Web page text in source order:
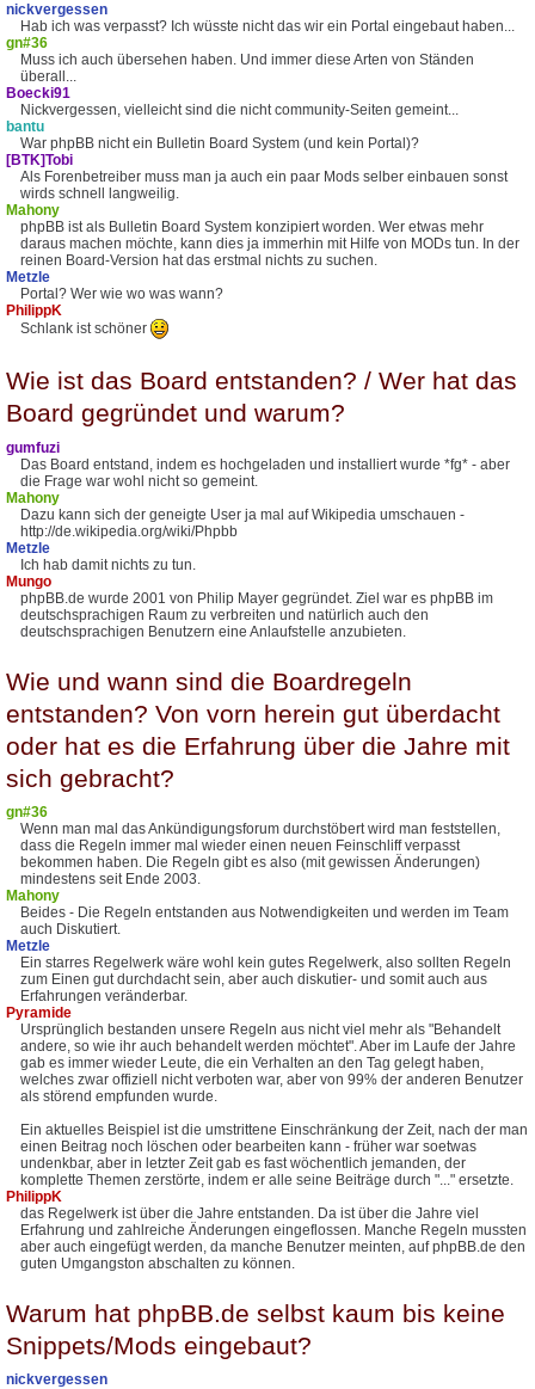
nickvergessen
Hab ich was verpasst? Ich wüsste nicht das wir ein Portal eingebaut haben...
gn#36
Muss ich auch übersehen haben. Und immer diese Arten von Ständen
überall...
Boecki91
Nickvergessen, vielleicht sind die nicht community-Seiten gemeint...
bantu
War phpBB nicht ein Bulletin Board System (und kein Portal)?
[BTK]Tobi
Als Forenbetreiber muss man ja auch ein paar Mods selber einbauen sonst
wirds schnell langweilig.
Mahony
phpBB ist als Bulletin Board System konzipiert worden. Wer etwas mehr
daraus machen möchte, kann dies ja immerhin mit Hilfe von MODs tun. In der
reinen Board-Version hat das erstmal nichts zu suchen.
Metzle
Portal? Wer wie wo was wann?
PhilippK
Schlank ist schöner
Wie ist das Board entstanden? / Wer hat das
Board gegründet und warum?
gumfuzi
Das Board entstand, indem es hochgeladen und installiert wurde *fg* - aber
die Frage war wohl nicht so gemeint.
Mahony
Dazu kann sich der geneigte User ja mal auf Wikipedia umschauen -
http://de.wikipedia.org/wiki/Phpbb
Metzle
Ich hab damit nichts zu tun.
Mungo
phpBB.de wurde 2001 von Philip Mayer gegründet. Ziel war es phpBB im
deutschsprachigen Raum zu verbreiten und natürlich auch den
deutschsprachigen Benutzern eine Anlaufstelle anzubieten.
Wie und wann sind die Boardregeln
entstanden? Von vorn herein gut überdacht
oder hat es die Erfahrung über die Jahre mit
sich gebracht?
gn#36
Wenn man mal das Ankündigungsforum durchstöbert wird man feststellen,
dass die Regeln immer mal wieder einen neuen Feinschliff verpasst
bekommen haben. Die Regeln gibt es also (mit gewissen Änderungen)
mindestens seit Ende 2003.
Mahony
Beides - Die Regeln entstanden aus Notwendigkeiten und werden im Team
auch Diskutiert.
Metzle
Ein starres Regelwerk wäre wohl kein gutes Regelwerk, also sollten Regeln
zum Einen gut durchdacht sein, aber auch diskutier- und somit auch aus
Erfahrungen veränderbar.
Pyramide
Ursprünglich bestanden unsere Regeln aus nicht viel mehr als "Behandelt
andere, so wie ihr auch behandelt werden möchtet". Aber im Laufe der Jahre
gab es immer wieder Leute, die ein Verhalten an den Tag gelegt haben,
welches zwar offiziell nicht verboten war, aber von 99% der anderen Benutzer
als störend empfunden wurde.
Ein aktuelles Beispiel ist die umstrittene Einschränkung der Zeit, nach der man
einen Beitrag noch löschen oder bearbeiten kann - früher war soetwas
undenkbar, aber in letzter Zeit gab es fast wöchentlich jemanden, der
komplette Themen zerstörte, indem er alle seine Beiträge durch "..." ersetzte.
PhilippK
das Regelwerk ist über die Jahre entstanden. Da ist über die Jahre viel
Erfahrung und zahlreiche Änderungen eingeflossen. Manche Regeln mussten
aber auch eingefügt werden, da manche Benutzer meinten, auf phpBB.de den
guten Umgangston abschalten zu können.
Warum hat phpBB.de selbst kaum bis keine
Snippets/Mods eingebaut?
nickvergessen